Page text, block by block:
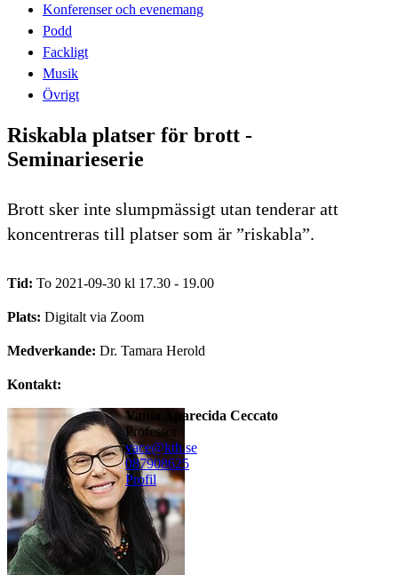
Konferenser och evenemang
Podd
Fackligt
Musik
Övrigt
Riskabla platser för brott -
Seminarieserie
Brott sker inte slumpmässigt utan tenderar att
koncentreras till platser som är ”riskabla”.
Tid: To 2021-09-30 kl 17.30 - 19.00
Plats: Digitalt via Zoom
Medverkande: Dr. Tamara Herold
Kontakt:
Vania Aparecida Ceccato
professor
vace@kth.se
087908625
Profil